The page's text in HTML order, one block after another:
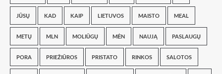
JŪSŲ KAD KAIP LIETUVOS MAISTO MEAL
METŲ MLN MOLIŪGŲ MĖN NAUJĄ PASLAUGŲ
PORA PRIEŽIŪROS PRISTATO RINKOS SALOTOS